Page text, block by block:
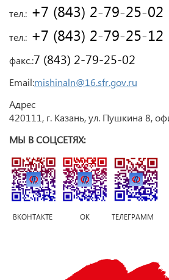
тел.: +7 (843) 2-79-25-02
тел.: +7 (843) 2-79-25-12
факс.:7 (843) 2-79-25-02
Email:mishinaln@16.sfr.gov.ru
Адрес
420111, г. Казань, ул. Пушкина 8,
МЫ В СОЦСЕТЯХ:
ВКОНТАКТЕ ОК ТЕЛЕГРАММ